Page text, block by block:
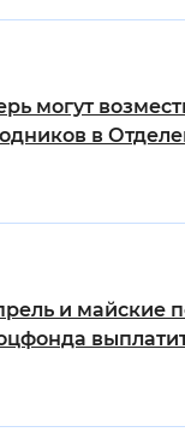
могут
в
и майские